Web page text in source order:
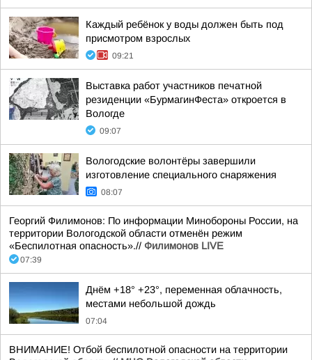
Каждый ребёнок у воды должен быть под
присмотром взрослых
09:21
Выставка работ участников печатной
резиденции «БурмагинФеста» откроется в
Вологде
09:07
Вологодские волонтёры завершили
изготовление специального снаряжения
08:07
Георгий Филимонов: По информации Минобороны России, на
территории Вологодской области отменён режим
«Беспилотная опасность».// Филимонов LIVE
07:39
Днём +18° +23°, переменная облачность,
местами небольшой дождь
07:04
ВНИМАНИЕ! Отбой беспилотной опасности на территории